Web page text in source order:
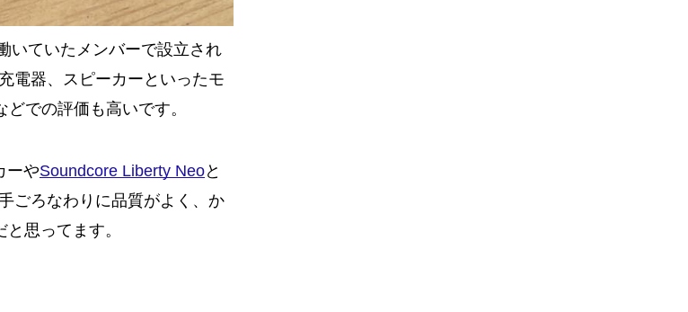
いていたメンバーで設立され
電器、スピーカーといったモ
での評価も高いです。
ーやSoundcore Liberty Neoと
ごろなわりに品質がよく、か
思ってます。